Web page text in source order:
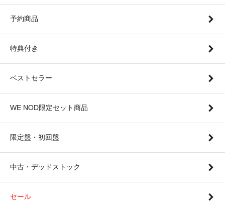
予約商品
特典付き
ベストセラー
WE NOD限定セット商品
限定盤・初回盤
中古・デッドストック
セール